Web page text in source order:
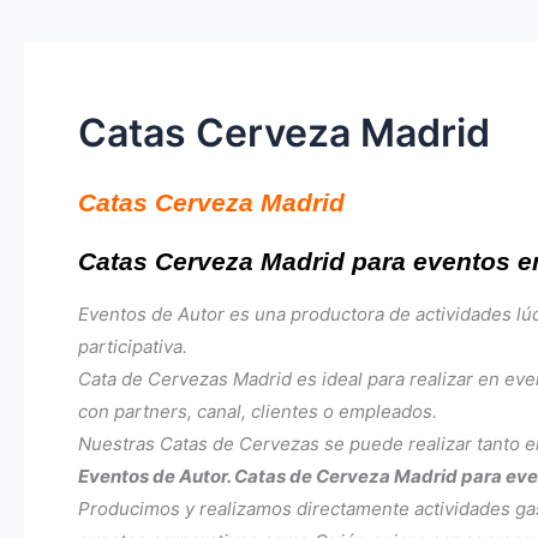
Catas Cerveza Madrid
Catas Cerveza Madrid
Catas Cerveza Madrid para eventos
Eventos de Autor es una productora de actividades
participativa.
Cata de Cervezas Madrid es ideal para realizar en
con partners, canal, clientes o empleados.
Nuestras Catas de Cervezas se puede realizar tanto
Eventos de Autor. Catas de Cerveza Madrid para
Producimos y realizamos directamente actividades